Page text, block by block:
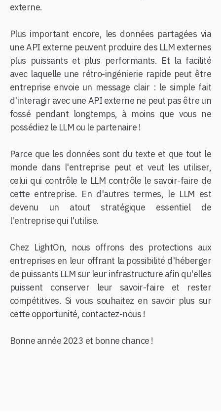
externe.
Plus important encore, les données partagées via
une API externe peuvent produire des LLM externes
plus puissants et plus performants. Et la facilité
avec laquelle une rétro-ingénierie rapide peut être
entreprise envoie un message clair : le simple fait
d'interagir avec une API externe ne peut pas être un
fossé pendant longtemps, à moins que vous ne
possédiez le LLM ou le partenaire !
Parce que les données sont du texte et que tout le
monde dans l'entreprise peut et veut les utiliser,
celui qui contrôle le LLM contrôle le savoir-faire de
cette entreprise. En d'autres termes, le LLM est
devenu un atout stratégique essentiel de
l'entreprise qui l'utilise.
Chez LightOn, nous offrons des protections aux
entreprises en leur offrant la possibilité d'héberger
de puissants LLM sur leur infrastructure afin qu'elles
puissent conserver leur savoir-faire et rester
compétitives. Si vous souhaitez en savoir plus sur
cette opportunité, contactez-nous !
Bonne année 2023 et bonne chance !